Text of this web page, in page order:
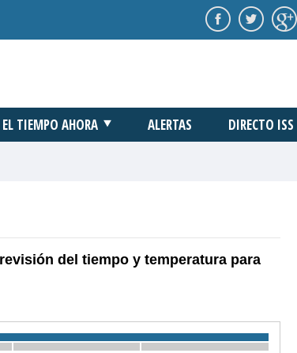
EL TIEMPO AHORA ALERTAS DIRECTO ISS
del tiempo y temperatura para